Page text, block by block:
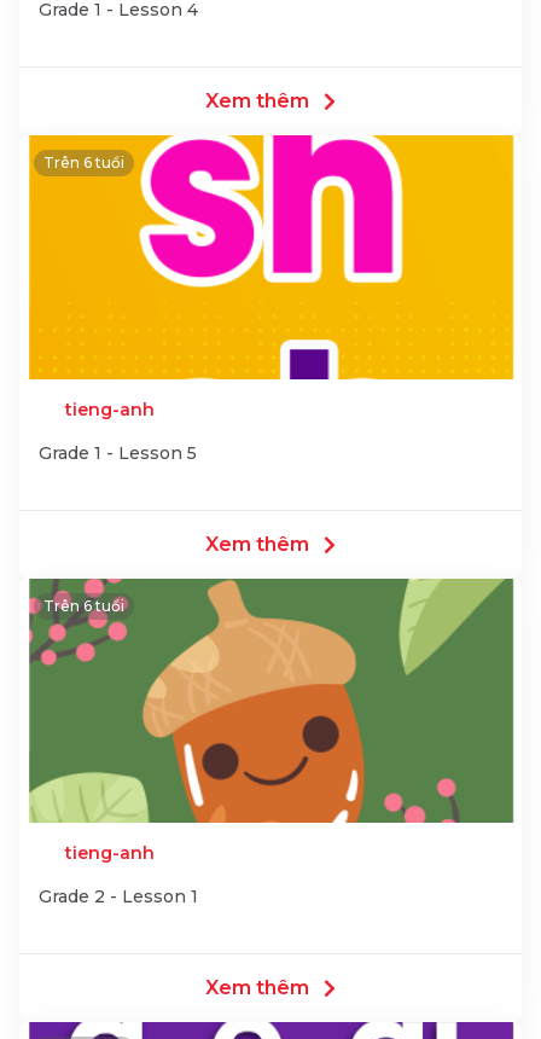
Grade 1 - Lesson 4
Xem thêm
Trên 6 tuổi
tieng-anh
Grade 1 - Lesson 5
Xem thêm
Trên 6 tuổi
tieng-anh
Grade 2 - Lesson 1
Xem thêm